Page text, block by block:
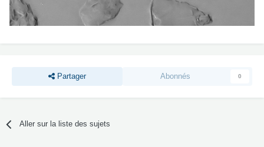
Partager Abonnés 0
Aller sur la liste des sujets